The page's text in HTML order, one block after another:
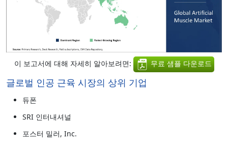
이 보고서에 대해 자세히 알아보려면: 무료 샘플 다운로드
글로벌 인공 근육 시장의 상위 기업
듀폰
SRI 인터내셔널
포스터 밀러, Inc.